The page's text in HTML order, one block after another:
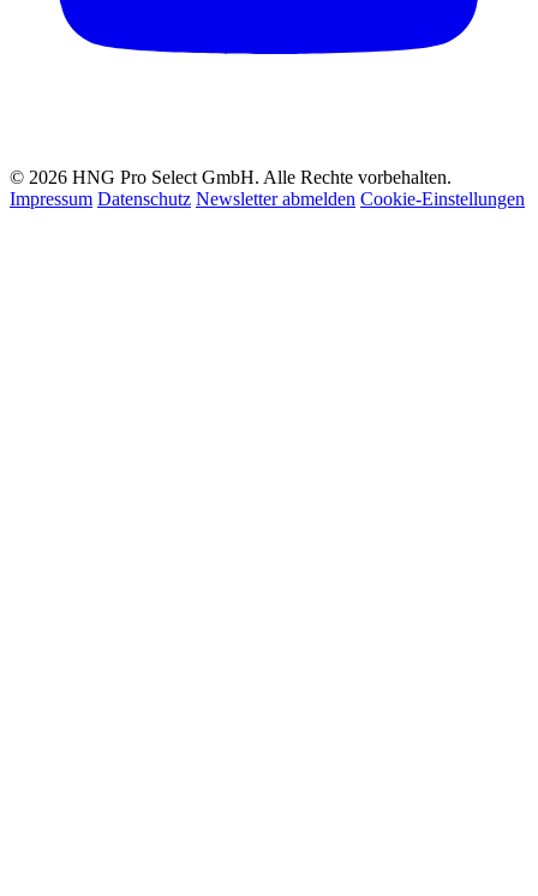
© 2026 HNG Pro Select GmbH. Alle Rechte vorbehalten.
Impressum Datenschutz Newsletter abmelden Cookie-Einstellungen